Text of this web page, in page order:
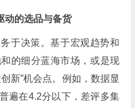
动的选品与备货
于决策。基于宏观趋势和
的细分蓝海市场，或是现
新”机会点。例如，数据显
遍在4.2分以下，差评多集